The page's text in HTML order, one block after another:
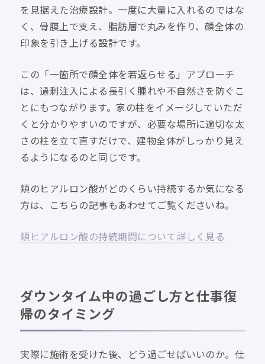
を見据えた治療設計。一度に大量に入れるのではな
く、骨膜上で支え、脂肪層で丸みを作り、顔全体の
印象を引き上げる設計です。
この「一箇所で顔全体を若返らせる」アプローチ
は、過剰注入による長引く腫れや不自然さを防ぐこ
とにもつながります。家の柱をイメージしていただ
くと分かりやすいのですが、必要な場所に適切な太
さの柱を立て直すだけで、建物全体がしっかり見え
るようになるのと同じです。
頬のヒアルロン酸がどのくらい持続するか気になる
方は、こちらの記事もあわせてご覧くださいね。
頬ヒアルロン酸の持続期間について詳しく見る
ダウンタイム中の過ごし方と仕事復
帰のタイミング
実際に施術を受けた後、どう過ごせばいいのか。仕